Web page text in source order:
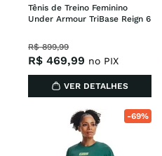
Tênis de Treino Feminino
Under Armour TriBase Reign 6
R$ 899,99
R$ 469,99 no PIX
VER DETALHES
-69%